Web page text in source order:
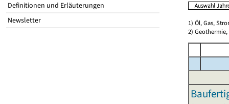
Definitionen und Erläuterungen
Newsletter
1) Öl, Gas,
2)